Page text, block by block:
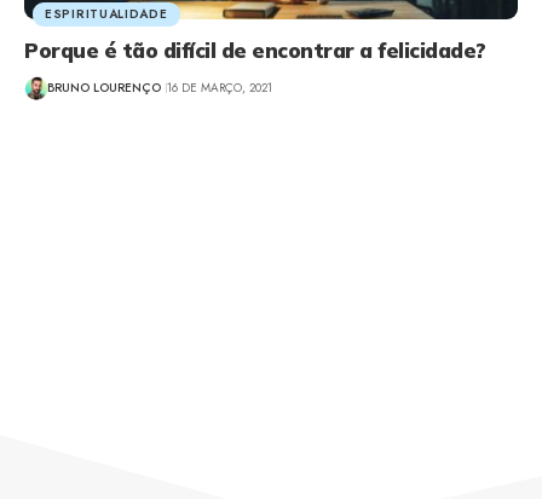
ESPIRITUALIDADE
Porque é tão difícil de encontrar a felicidade?
BRUNO LOURENÇO 16 DE MARÇO, 2021